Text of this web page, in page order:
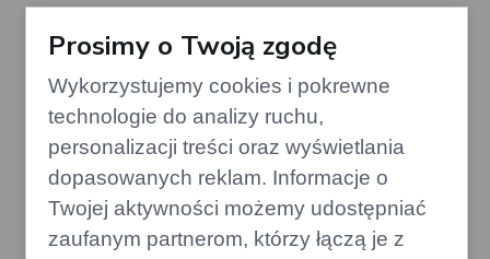
Brak kategorii
Prosimy o Twoją zgodę
Wykorzystujemy cookies i pokrewne
technologie do analizy ruchu,
personalizacji treści oraz wyświetlania
dopasowanych reklam. Informacje o
Twojej aktywności możemy udostępniać
zaufanym partnerom, którzy łączą je z